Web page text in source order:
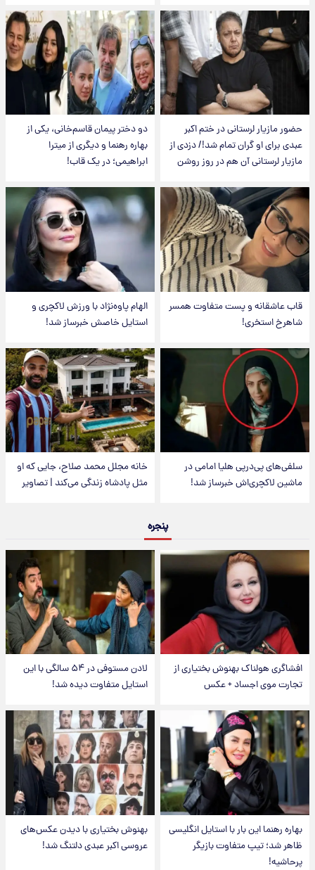
حضور مازیار لرستانی در ختم اکبر
عبدی برای او گران تمام شد!/ دزدی از
مازیار لرستانی آن هم در روز روشن
دو دختر پیمان قاسم‌خانی، یکی از
بهاره رهنما و دیگری از میترا
ابراهیمی؛ در یک قاب!
قاب عاشقانه و پست متفاوت همسر
شاهرخ استخری!
الهام پاوه‌نژاد با ورزش لاکچری و
استایل خاصش خبرساز شد!
سلفی‌های پی‌درپی هلیا امامی در
ماشین لاکچری‌اش خبرساز شد!
خانه مجلل محمد صلاح، جایی که او
مثل پادشاه زندگی می‌کند | تصاویر
پنجره
افشاگری هولناک بهنوش بختیاری از
تجارت موی اجساد + عکس
لادن مستوفی در ۵۴ سالگی با این
استایل متفاوت دیده شد!
بهاره رهنما این بار با استایل انگلیسی
ظاهر شد؛ تیپ متفاوت بازیگر
پرحاشیه!
بهنوش بختیاری با دیدن عکس‌های
عروسی اکبر عبدی دلتنگ شد!